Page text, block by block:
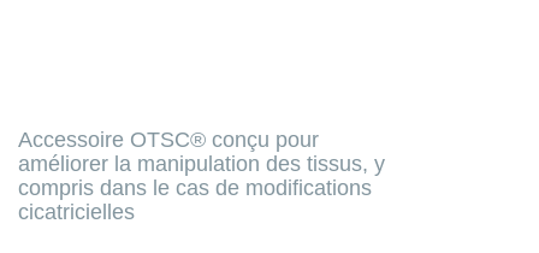
Accessoire OTSC® conçu pour
améliorer la manipulation des tissus, y
compris dans le cas de modifications
cicatricielles